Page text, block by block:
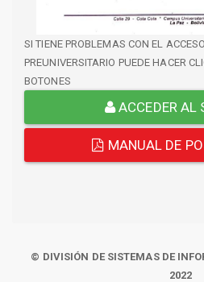
SI TIENE PROBLEMAS CON EL
PREUNIVERSITARIO PUEDE HACER
BOTONES
ACCEDER AL
MANUAL DE
© DIVISIÓN DE SISTEMAS DE
2022